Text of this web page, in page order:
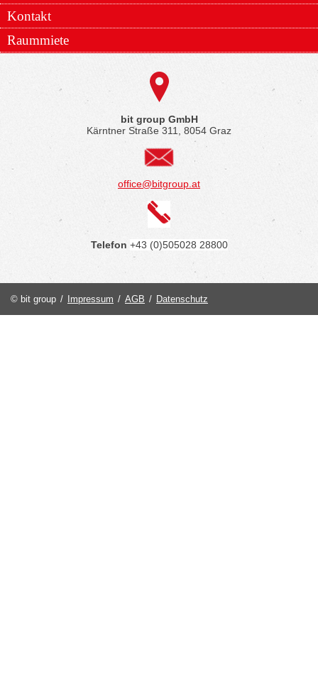
Kontakt
Raummiete
bit group GmbH
Kärntner Straße 311, 8054 Graz
office@bitgroup.at
Telefon +43 (0)505028 28800
© bit group / Impressum / AGB / Datenschutz